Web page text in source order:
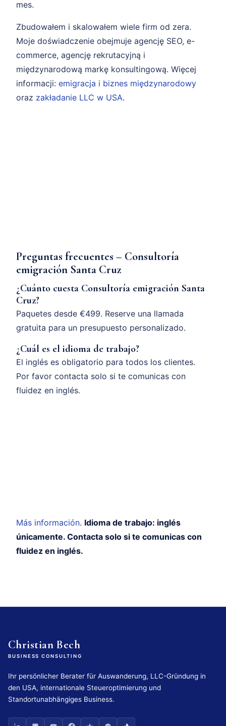
mes.
Zbudowałem i skalowałem wiele firm od zera.
Moje doświadczenie obejmuje agencję SEO, e-
commerce, agencję rekrutacyjną i
międzynarodową markę konsultingową. Więcej
informacji: emigracja i biznes międzynarodowy
oraz zakładanie LLC w USA.
Preguntas frecuentes – Consultoría
emigración Santa Cruz
¿Cuánto cuesta Consultoría emigración Santa
Cruz?
Paquetes desde €499. Reserve una llamada
gratuita para un presupuesto personalizado.
¿Cuál es el idioma de trabajo?
El inglés es obligatorio para todos los clientes.
Por favor contacta solo si te comunicas con
fluidez en inglés.
Más información. Idioma de trabajo: inglés
únicamente. Contacta solo si te comunicas con
fluidez en inglés.
Christian Bech
BUSINESS CONSULTING
Ihr persönlicher Berater für Auswanderung, LLC-Gründung in
den USA, internationale Steueroptimierung und
Standortunabhängiges Business.